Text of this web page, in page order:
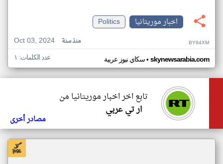
اخبار موريتانيا
Politics
Oct 03, 2024
منذ سنة BY84XM
سكاي نيوز عربية• skynewsarabia.com عدد الكلمات: ١
تابع اخر اخبار موريتانيا من
ار تي عربي
مصادر أخرى